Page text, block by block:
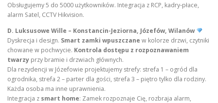
Obsługujemy 5 do 5000 użytkowników. Integracja z RCP, kadry-płace,
alarm Satel, CCTV Hikvision.
D. Luksusowe Wille – Konstancin-Jeziorna, Józefów, Wilanów
Dyskrecja i design. Smart zamki wpuszczane w kolorze drzwi, czytniki
chowane w pochwycie. Kontrola dostępu z rozpoznawaniem
twarzy przy bramie i drzwiach głównych.
Dla rezydencji w Józefowie projektujemy strefy: strefa 1 – ogród dla
ogrodnika, strefa 2 – parter dla gości, strefa 3 – piętro tylko dla rodziny.
Każda osoba ma inne uprawnienia.
Integracja z smart home: Zamek rozpoznaje Cię, rozbraja alarm,